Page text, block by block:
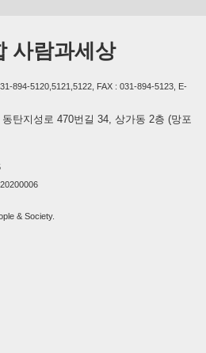
사람과세상
894-5120,5121,5122, FAX : 031-894-5123, E-
탄지성로 470번길 34, 상가동 2층 (망포
& Society.